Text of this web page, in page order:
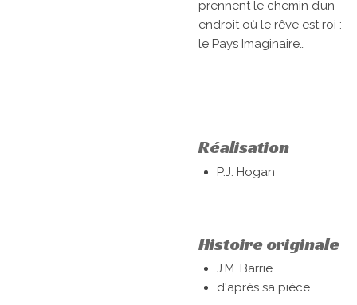
prennent le chemin d’un
endroit où le rêve est roi :
le Pays Imaginaire…
Réalisation
P.J. Hogan
Histoire originale
J.M. Barrie
d'après sa pièce